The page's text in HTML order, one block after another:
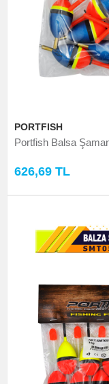
PORTFISH
Portfish Balsa
626,69 TL